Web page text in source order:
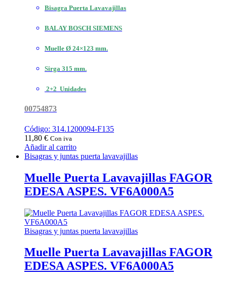
Bisagra Puerta Lavavajillas
BALAY BOSCH SIEMENS
Muelle Ø 24×123 mm.
Sirga 315 mm.
2+2 Unidades
00754873
Código: 314.1200094-F135
11,80 € Con iva
Añadir al carrito
Bisagras y juntas puerta lavavajillas
Muelle Puerta Lavavajillas FAGOR
EDESA ASPES. VF6A000A5
Bisagras y juntas puerta lavavajillas
Muelle Puerta Lavavajillas FAGOR
EDESA ASPES. VF6A000A5